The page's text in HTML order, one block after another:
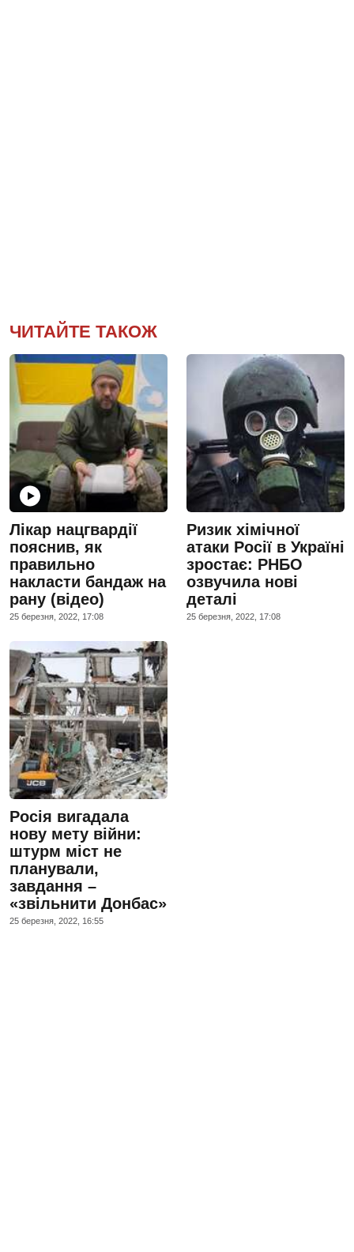
ЧИТАЙТЕ ТАКОЖ
Лікар нацгвардії
пояснив, як
правильно
накласти бандаж на
рану (відео)
25 березня, 2022, 17:08
Ризик хімічної
атаки Росії в Україні
зростає: РНБО
озвучила нові
деталі
25 березня, 2022, 17:08
Росія вигадала
нову мету війни:
штурм міст не
планували,
завдання –
«звільнити Донбас»
25 березня, 2022, 16:55